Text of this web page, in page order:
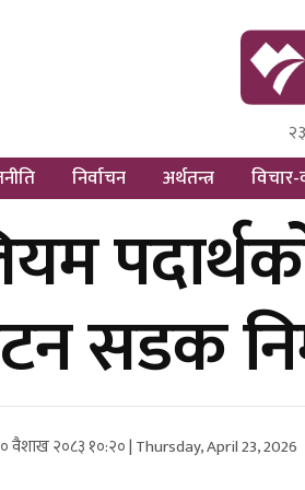
Himal
Dot
निर्वाचन अर्थतन्त्र विचार-
सडक
वैशाख २०८३ १०:२० | Thursday, April 23, 2026